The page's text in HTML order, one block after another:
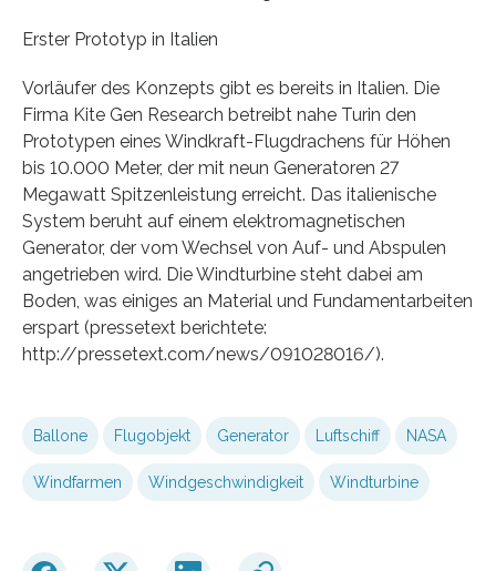
Erster Prototyp in Italien
Vorläufer des Konzepts gibt es bereits in Italien. Die
Firma Kite Gen Research betreibt nahe Turin den
Prototypen eines Windkraft-Flugdrachens für Höhen
bis 10.000 Meter, der mit neun Generatoren 27
Megawatt Spitzenleistung erreicht. Das italienische
System beruht auf einem elektromagnetischen
Generator, der vom Wechsel von Auf- und Abspulen
angetrieben wird. Die Windturbine steht dabei am
Boden, was einiges an Material und Fundamentarbeiten
erspart (pressetext berichtete:
http://pressetext.com/news/091028016/).
Ballone Flugobjekt Generator Luftschiff NASA
Windfarmen Windgeschwindigkeit Windturbine